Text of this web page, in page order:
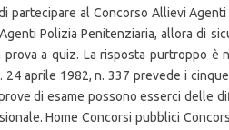
partecipare al Concorso Allievi
Polizia Penitenziaria, allora di
a quiz. La risposta purtroppo è
24 aprile 1982, n. 337 prevede i
di esame possono esserci delle
Home Concorsi pubblici